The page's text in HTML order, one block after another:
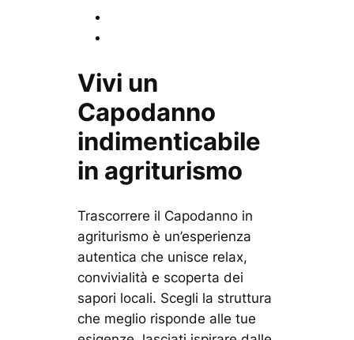
Vivi un
Capodanno
indimenticabile
in agriturismo
Trascorrere il Capodanno in
agriturismo è un’esperienza
autentica che unisce relax,
convivialità e scoperta dei
sapori locali. Scegli la struttura
che meglio risponde alle tue